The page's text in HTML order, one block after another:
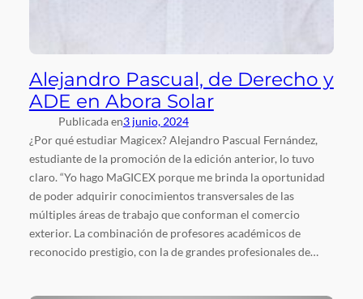
Alejandro Pascual, de Derecho y
ADE en Abora Solar
Publicada en3 junio, 2024
¿Por qué estudiar Magicex? Alejandro Pascual Fernández,
estudiante de la promoción de la edición anterior, lo tuvo
claro. “Yo hago MaGICEX porque me brinda la oportunidad
de poder adquirir conocimientos transversales de las
múltiples áreas de trabajo que conforman el comercio
exterior. La combinación de profesores académicos de
reconocido prestigio, con la de grandes profesionales de…